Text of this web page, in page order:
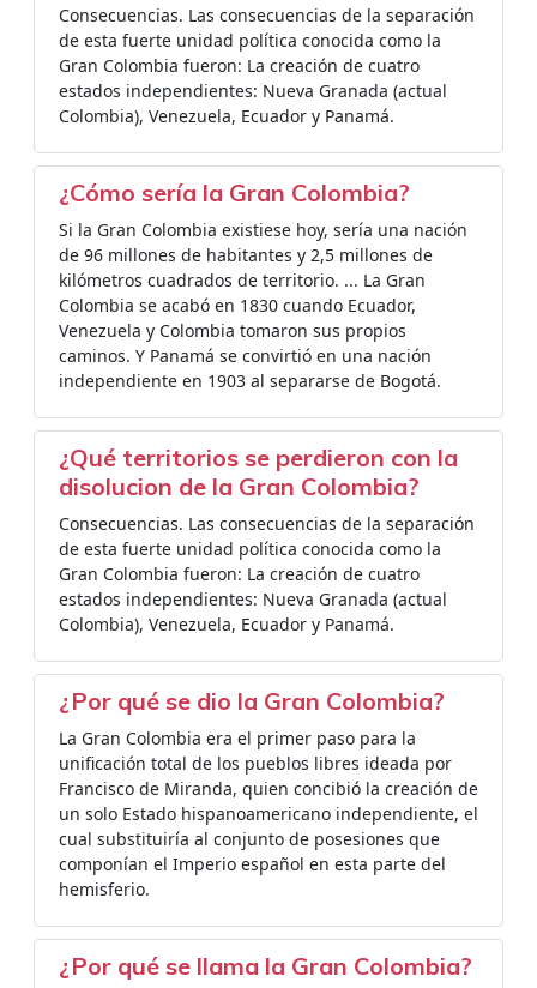
Consecuencias. Las consecuencias de la separación
de esta fuerte unidad política conocida como la
Gran Colombia fueron: La creación de cuatro
estados independientes: Nueva Granada (actual
Colombia), Venezuela, Ecuador y Panamá.
¿Cómo sería la Gran Colombia?
Si la Gran Colombia existiese hoy, sería una nación
de 96 millones de habitantes y 2,5 millones de
kilómetros cuadrados de territorio. ... La Gran
Colombia se acabó en 1830 cuando Ecuador,
Venezuela y Colombia tomaron sus propios
caminos. Y Panamá se convirtió en una nación
independiente en 1903 al separarse de Bogotá.
¿Qué territorios se perdieron con la
disolucion de la Gran Colombia?
Consecuencias. Las consecuencias de la separación
de esta fuerte unidad política conocida como la
Gran Colombia fueron: La creación de cuatro
estados independientes: Nueva Granada (actual
Colombia), Venezuela, Ecuador y Panamá.
¿Por qué se dio la Gran Colombia?
La Gran Colombia era el primer paso para la
unificación total de los pueblos libres ideada por
Francisco de Miranda, quien concibió la creación de
un solo Estado hispanoamericano independiente, el
cual substituiría al conjunto de posesiones que
componían el Imperio español en esta parte del
hemisferio.
¿Por qué se llama la Gran Colombia?